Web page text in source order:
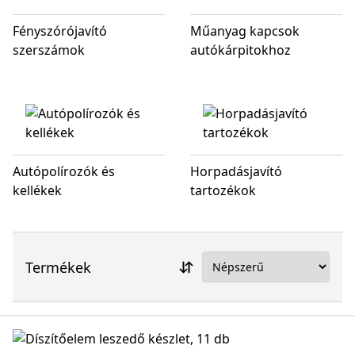
Fényszórójavító
szerszámok
Műanyag kapcsok
autókárpitokhoz
Autópolírozók és
kellékek
Horpadásjavító
tartozékok
Termékek